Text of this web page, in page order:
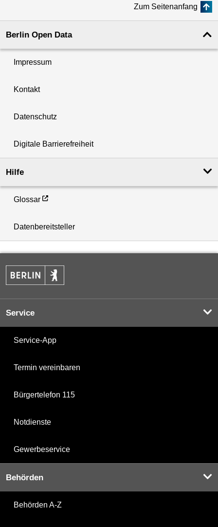
Zum Seitenanfang
Berlin Open Data
Impressum
Kontakt
Datenschutz
Digitale Barrierefreiheit
Hilfe
Glossar
Datenbereitsteller
Service
Service-App
Termin vereinbaren
Bürgertelefon 115
Notdienste
Gewerbeservice
Behörden
Behörden A-Z